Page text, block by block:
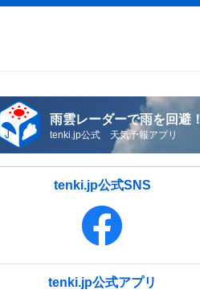
雨雲レーダーで雨を回避！
tenki.jp公式 天気予報アプリ
tenki.jp公式SNS
tenki.jp公式アプリ